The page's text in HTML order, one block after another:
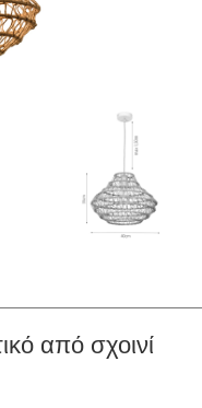
από σχοινί